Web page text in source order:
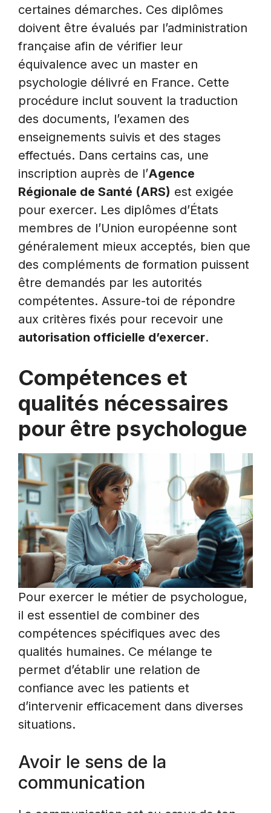
certaines démarches. Ces diplômes
doivent être évalués par l’administration
française afin de vérifier leur
équivalence avec un master en
psychologie délivré en France. Cette
procédure inclut souvent la traduction
des documents, l’examen des
enseignements suivis et des stages
effectués. Dans certains cas, une
inscription auprès de l’Agence
Régionale de Santé (ARS) est exigée
pour exercer. Les diplômes d’États
membres de l’Union européenne sont
généralement mieux acceptés, bien que
des compléments de formation puissent
être demandés par les autorités
compétentes. Assure-toi de répondre
aux critères fixés pour recevoir une
autorisation officielle d’exercer.
Compétences et
qualités nécessaires
pour être psychologue
Pour exercer le métier de psychologue,
il est essentiel de combiner des
compétences spécifiques avec des
qualités humaines. Ce mélange te
permet d’établir une relation de
confiance avec les patients et
d’intervenir efficacement dans diverses
situations.
Avoir le sens de la
communication